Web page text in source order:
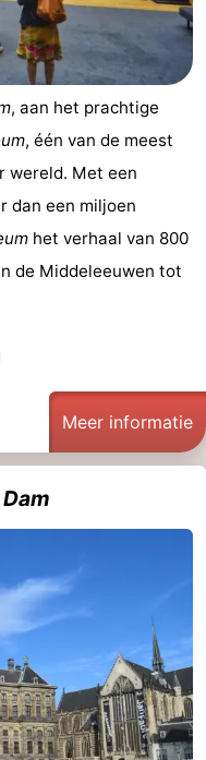
, aan het prachtige
, één van de meest
wereld. Met een
dan een miljoen
het verhaal van 800
de Middeleeuwen tot
Meer informatie